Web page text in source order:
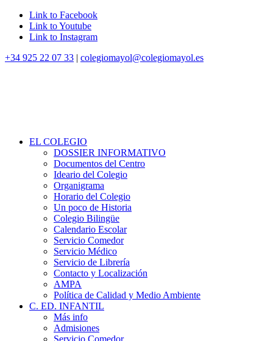
Link to Facebook
Link to Youtube
Link to Instagram
+34 925 22 07 33 | colegiomayol@colegiomayol.es
EL COLEGIO
DOSSIER INFORMATIVO
Documentos del Centro
Ideario del Colegio
Organigrama
Horario del Colegio
Un poco de Historia
Colegio Bilingüe
Calendario Escolar
Servicio Comedor
Servicio Médico
Servicio de Librería
Contacto y Localización
AMPA
Política de Calidad y Medio Ambiente
C. ED. INFANTIL
Más info
Admisiones
Servicio Comedor